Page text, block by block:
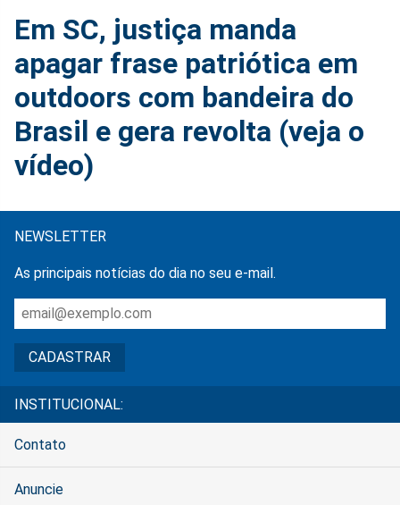
Em SC, justiça manda
apagar frase patriótica em
outdoors com bandeira do
Brasil e gera revolta (veja o
vídeo)
NEWSLETTER
As principais notícias do dia no seu e-mail.
INSTITUCIONAL:
Contato
Anuncie